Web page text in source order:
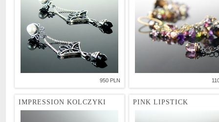
950 PLN
IMPRESSION KOLCZYKI PINK LIPSTICK